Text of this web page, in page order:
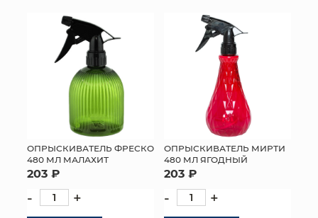
ОПРЫСКИВАТЕЛЬ ФРЕСКО
480 МЛ МАЛАХИТ
203 ₽
- +
ОПРЫСКИВАТЕЛЬ МИРТИ
480 МЛ ЯГОДНЫЙ
203 ₽
- +